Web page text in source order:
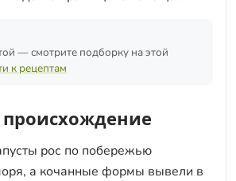
— смотрите подборку на этой
к рецептам
рос по побережью
а кочанные формы вывели в